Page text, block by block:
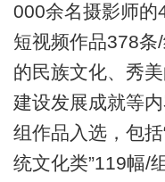
000余名摄影师的
短视频作品378条
的民族文化、秀
建设发展成就等
组作品入选，包
统文化类”119幅/